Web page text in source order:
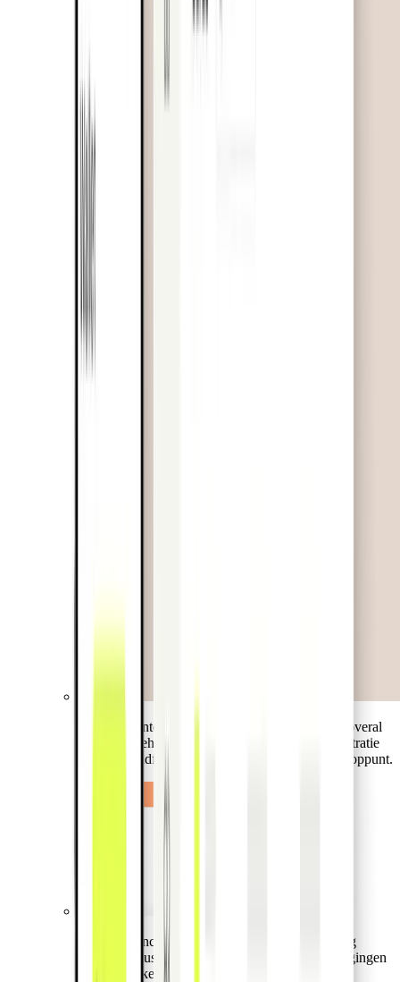
Stel uw klanten in staat om kaarten en uitgaven overal
mobiel te beheren. De intelligente bonnetjesregistratie
en boekhoudfuncties werken direct bij het verkooppunt.
Bied geavanceerde desktop-tools voor eenvoudig
beheer. Inclusief directe kaartuitgifte, limietwijzigingen
en het blokkeren of blacklisten van specifieke